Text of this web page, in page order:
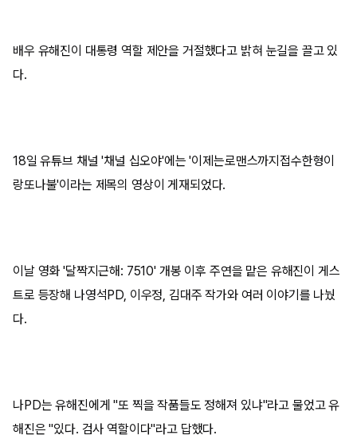
배우 유해진이 대통령 역할 제안을 거절했다고 밝혀 눈길을 끌고 있
다.
18일 유튜브 채널 '채널 십오야'에는 '이제는로맨스까지접수한형이
랑또나불'이라는 제목의 영상이 게재되었다.
이날 영화 '달짝지근해: 7510' 개봉 이후 주연을 맡은 유해진이 게스
트로 등장해 나영석PD, 이우정, 김대주 작가와 여러 이야기를 나눴
다.
나PD는 유해진에게 "또 찍을 작품들도 정해져 있냐"라고 물었고 유
해진은 "있다. 검사 역할이다"라고 답했다.